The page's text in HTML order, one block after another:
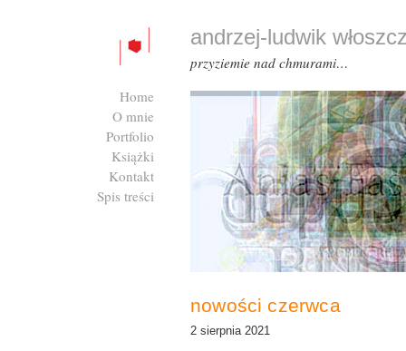
nowości czerwca
2 sierpnia 2021
andrzej-ludwik
przyziemie nad chmurami…
Home
O mnie
Portfolio
Książki
Kontakt
Spis treści